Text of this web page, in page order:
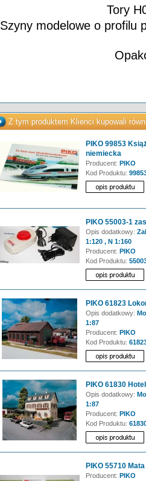
Tory
Szyny modelowe o profilu
Z tym produktem Klienci kupowali
PIKO 99853
niemiecka
Producent: PIKO
Kod Produktu:
PIKO 55003-1
Opis dodatkowy:
1:120 , N 1:160
Producent: PIKO
Kod Produktu:
PIKO 61823
Opis dodatkowy:
1:87
Producent: PIKO
Kod Produktu:
PIKO 61830 Hotel
Opis dodatkowy:
1:87
Producent: PIKO
Kod Produktu:
PIKO 55710
Producent: PIKO